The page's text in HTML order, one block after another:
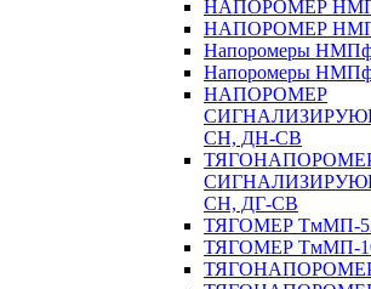
НАПОРОМЕР
НАПОРОМЕР
Напоромеры
Напоромеры
НАПОРОМЕР
СН, ДН-СВ
СН, ДГ-СВ
ТЯГОМЕР ТмМП-
ТЯГОМЕР ТмМП-